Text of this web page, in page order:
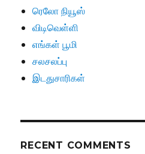
ரெலோ நியூஸ்
விடிவெள்ளி
எங்கள் பூமி
சலசலப்பு
இடதுசாரிகள்
RECENT COMMENTS